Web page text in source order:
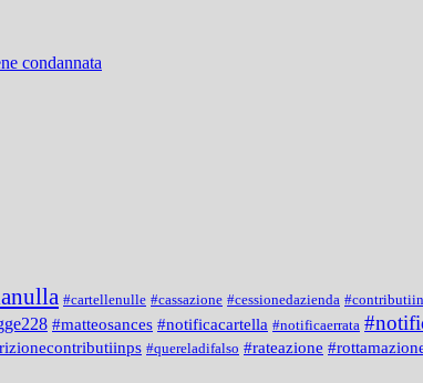
condannata
#cartellenulle #cassazione #cessionedazienda
#matteosances #notificacartella #notificaerrata
#quereladifalso #rateazione